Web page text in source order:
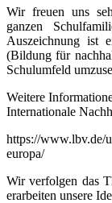
Wir freuen uns
ganzen
Auszeichnung ist
(Bildung für
Schulumfeld
Weitere
Internationale
https://www.lbv.de/
europa/
Wir verfolgen das
erarbeiten unsere